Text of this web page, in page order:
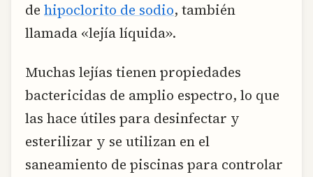
de hipoclorito de sodio, también
llamada «lejía líquida».
Muchas lejías tienen propiedades
bactericidas de amplio espectro, lo que
las hace útiles para desinfectar y
esterilizar y se utilizan en el
saneamiento de piscinas para controlar